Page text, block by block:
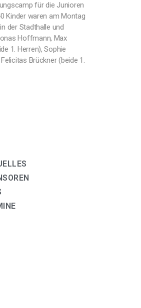
für die Junioren
Kinder waren am Montag
der Stadthalle und
Hoffmann, Max
1. Herren), Sophie
Brückner (beide 1.